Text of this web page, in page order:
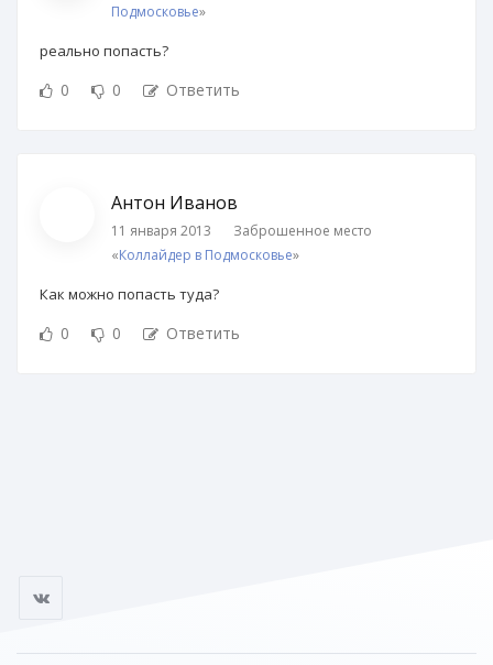
Подмосковье»
реально попасть?
0 0 Ответить
Антон Иванов
11 января 2013
Заброшенное место
«Коллайдер в Подмосковье»
Как можно попасть туда?
0 0 Ответить